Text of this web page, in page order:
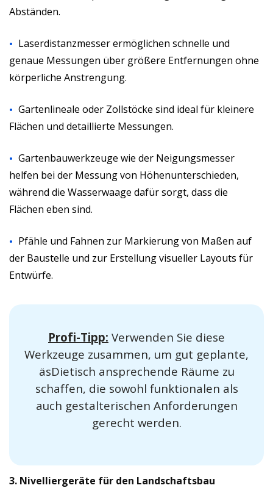
Abständen.
Laserdistanzmesser ermöglichen schnelle und
genaue Messungen über größere Entfernungen ohne
körperliche Anstrengung.
Gartenlineale oder Zollstöcke sind ideal für kleinere
Flächen und detaillierte Messungen.
Gartenbauwerkzeuge wie der Neigungsmesser
helfen bei der Messung von Höhenunterschieden,
während die Wasserwaage dafür sorgt, dass die
Flächen eben sind.
Pfähle und Fahnen zur Markierung von Maßen auf
der Baustelle und zur Erstellung visueller Layouts für
Entwürfe.
Profi-Tipp: Verwenden Sie diese
Werkzeuge zusammen, um gut geplante,
äsDietisch ansprechende Räume zu
schaffen, die sowohl funktionalen als
auch gestalterischen Anforderungen
gerecht werden.
3. Nivelliergeräte für den Landschaftsbau